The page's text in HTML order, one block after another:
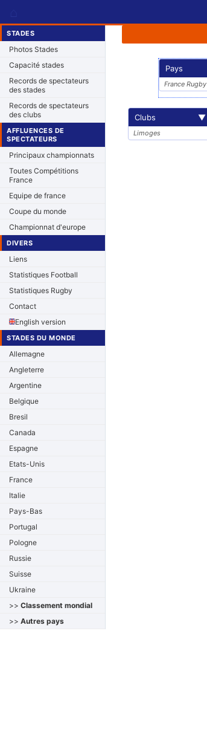
STADES
Photos Stades
Capacité stades
Records de spectateurs
des stades
Records de spectateurs
des clubs
AFFLUENCES DE
SPECTATEURS
Principaux championnats
Toutes Compétitions
France
Equipe de france
Coupe du monde
Championnat d'europe
DIVERS
Liens
Statistiques Football
Statistiques Rugby
Contact
English version
STADES DU MONDE
Allemagne
Angleterre
Argentine
Belgique
Bresil
Canada
Espagne
Etats-Unis
France
Italie
Pays-Bas
Portugal
Pologne
Russie
Suisse
Ukraine
>> Classement mondial
>> Autres pays
Pays
France Rugby
Clubs ▼
Limoges